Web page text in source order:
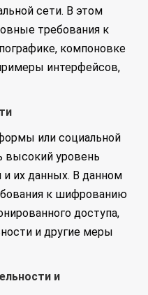
сети. В этом
требования к
компоновке
интерфейсов,
или социальной
высокий уровень
и их данных. В данном
к шифрованию
доступа,
и другие меры
и